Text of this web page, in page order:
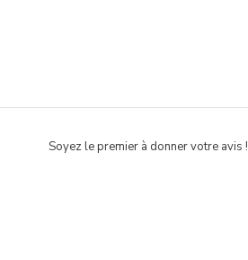
Soyez le premier à donner votre avis !